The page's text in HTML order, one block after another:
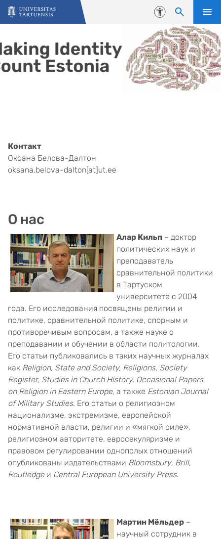
Skip to content
Accessibility
О нас
Алар Кильп – доктор
политических наук и
преподаватель
сравнительной политики
в Тартуском
университете с 2004
года. Его исследования посвящены религии и
политике, сравнительной политике, спорным и
противоречивым вопросам, а также науке о
преподавании и обучении в области политологии.
Его статьи публиковались в таких научных журналах
как Religion, State and Society, Religions, Society
Register, Studies in Church History, Occasional Papers
on Religion in Eastern Europe, а также Estonian Journal
of Military Studies. Его статьи о религиозном
национализме, экстремизме, европейской
нормативной власти, религии и «мягкой силе»,
религиозном авторитете, евросекуляризме и
правовом регулировании однополых отношений
опубликованы издательствами Bloomsbury, Brill,
Routledgeи Central European University Press.
Мартин Мёльдер –
научный сотрудник в
Контакт
Оксана Белова-Далтон
oksana.belova-dalton[at]ut.ee